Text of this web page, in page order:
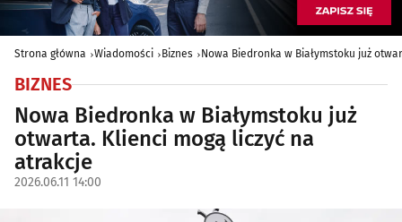
Strona główna Wiadomości Biznes Nowa Biedronka w Białymstoku już
BIZNES
Nowa Biedronka w Białymstoku już
otwarta. Klienci mogą liczyć na
atrakcje
2026.06.11 14:00